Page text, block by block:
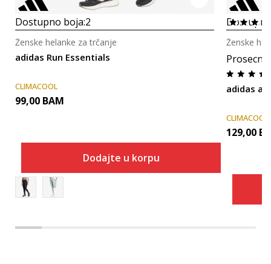
Dostupno boja:2
adidas Run Essentials
Ženske helanke za trčanje
CLIMACOOL
99,00 BAM
Dodajte u korpu
adidas
Ženske
CLIMACOOL
129,00